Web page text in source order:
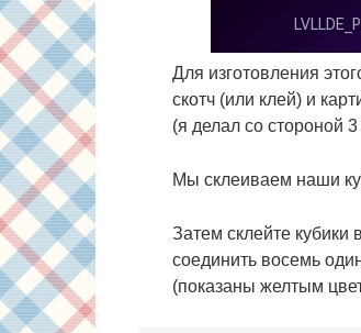
Для изготовления
скотч (или клей) и
(я делал со стороной
Мы склеиваем наши
Затем склейте
соединить восемь
(показаны желтым